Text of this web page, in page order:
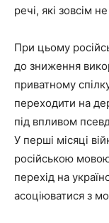
речі, які зовсім
При цьому
до зниження
приватному
переходити на
під впливом
У перші місяці
російською
перехід на
асоціюватися з